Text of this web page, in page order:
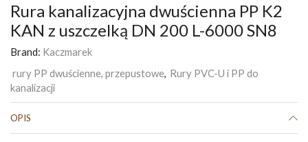
Rura kanalizacyjna dwuścienna PP K2
KAN z uszczelką DN 200 L-6000 SN8
Brand: Kaczmarek
rury PP dwuścienne, przepustowe, Rury PVC-U i PP do
kanalizacji
OPIS